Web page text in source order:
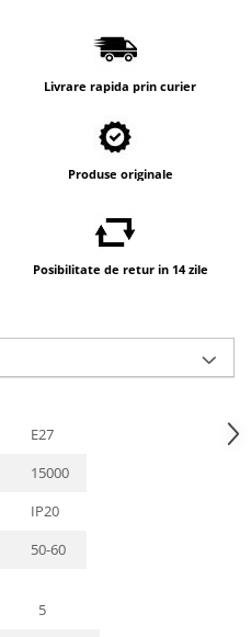
Livrare rapida prin curier
Produse originale
Posibilitate de retur in 14 zile
E27
15000
IP20
50-60
5